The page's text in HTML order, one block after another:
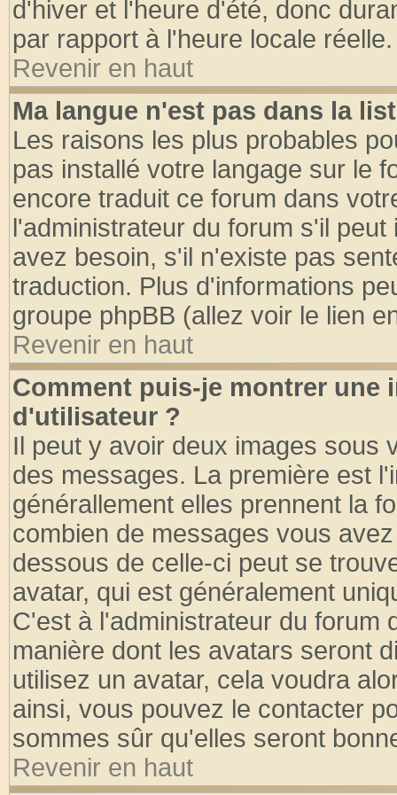
d'hiver et l'heure d'été, donc
par rapport à l'heure locale réelle.
Revenir en haut
Ma langue n'est pas dans la
Les raisons les plus probables
pas installé votre langage sur le
encore traduit ce forum dans
l'administrateur du forum s'il
avez besoin, s'il n'existe pas
traduction. Plus d'informations
groupe phpBB (allez voir le lien
Revenir en haut
Comment puis-je montrer une
d'utilisateur ?
Il peut y avoir deux images sous
des messages. La première est
générallement elles prennent la
combien de messages vous
dessous de celle-ci peut se
avatar, qui est généralement
C'est à l'administrateur du forum
manière dont les avatars seront
utilisez un avatar, cela voudra
ainsi, vous pouvez le contacter
sommes sûr qu'elles seront
Revenir en haut